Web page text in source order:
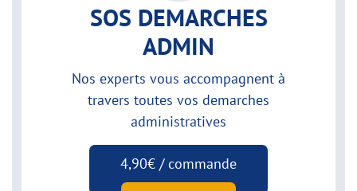
SOS DEMARCHES
ADMIN
Nos experts vous accompagnent à
travers toutes vos demarches
administratives
4,90€ / commande